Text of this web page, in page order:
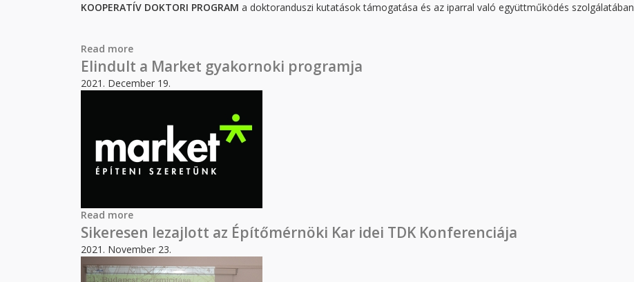
KOOPERATÍV DOKTORI PROGRAM a doktoranduszi kutatások támogatása és az iparral való együttműködés szolgálatában
Read more
Elindult a Market gyakornoki programja
2021. December 19.
Read more
Sikeresen lezajlott az Építőmérnöki Kar idei TDK Konferenciája
2021. November 23.